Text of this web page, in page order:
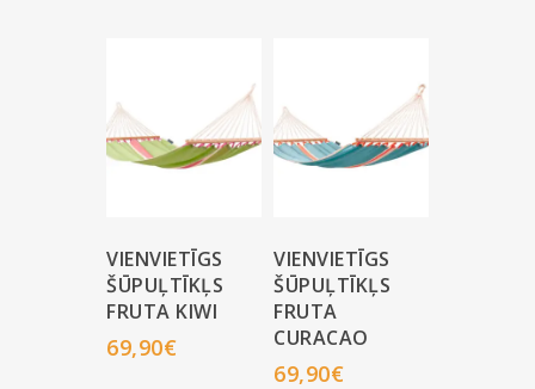
VIENVIETĪGS
ŠŪPUĻTĪKĻS
FRUTA KIWI
69,90€
VIENVIETĪGS
ŠŪPUĻTĪKĻS
FRUTA
CURACAO
69,90€